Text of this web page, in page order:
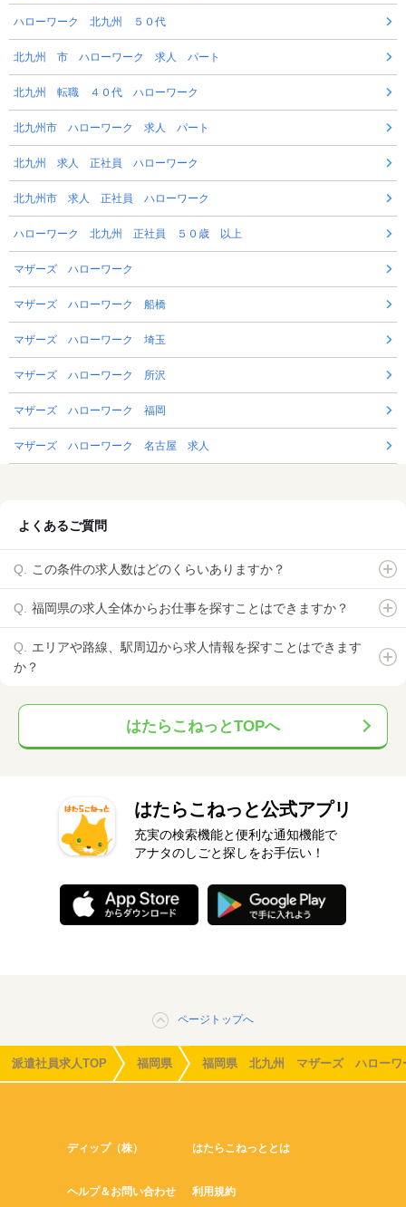
ハローワーク 北九州 ５０代
北九州 市 ハローワーク 求人 パート
北九州 転職 ４０代 ハローワーク
北九州市 ハローワーク 求人 パート
北九州 求人 正社員 ハローワーク
北九州市 求人 正社員 ハローワーク
ハローワーク 北九州 正社員 ５０歳 以上
マザーズ ハローワーク
マザーズ ハローワーク 船橋
マザーズ ハローワーク 埼玉
マザーズ ハローワーク 所沢
マザーズ ハローワーク 福岡
マザーズ ハローワーク 名古屋 求人
よくあるご質問
この条件の求人数はどのくらいありますか？
福岡県の求人全体からお仕事を探すことはできますか？
エリアや路線、駅周辺から求人情報を探すことはできます
か？
はたらこねっとTOPへ
はたらこねっと公式アプリ
充実の検索機能と便利な通知機能で
アナタのしごと探しをお手伝い！
ページトップへ
派遣社員求人TOP 福岡県 福岡県 北九州 マザーズ ハローワ
ディップ（株） はたらこねっととは
ヘルプ＆お問い合わせ 利用規約